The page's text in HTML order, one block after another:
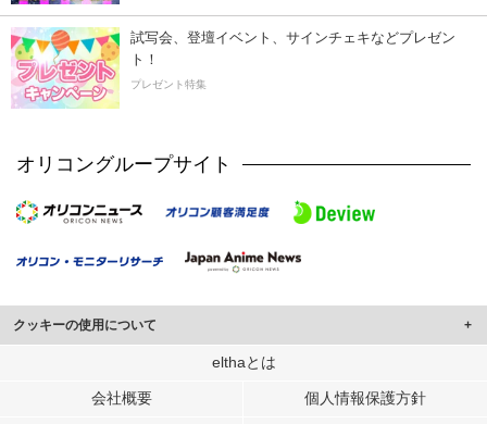
試写会、登壇イベント、サインチェキなどプレゼン
ト！
プレゼント特集
オリコングループサイト
クッキーの使用について
このサイトでは Cookie を使用して、ユーザーに合わせたコンテンツや広告の
行っています。
elthaとは
会社概要 個人情報保護方針